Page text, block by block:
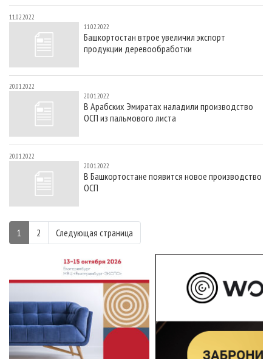
11.02.2022
11.02.2022
Башкортостан втрое увеличил экспорт
продукции деревообработки
20.01.2022
20.01.2022
В Арабских Эмиратах наладили производство
ОСП из пальмового листа
20.01.2022
20.01.2022
В Башкортостане появится новое производство
ОСП
1 2 Следующая страница